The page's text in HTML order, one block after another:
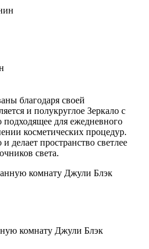
благодаря своей
и полукруглое Зеркало с
для ежедневного
косметических процедур.
делает пространство светлее
света.
комнату Джули Блэк